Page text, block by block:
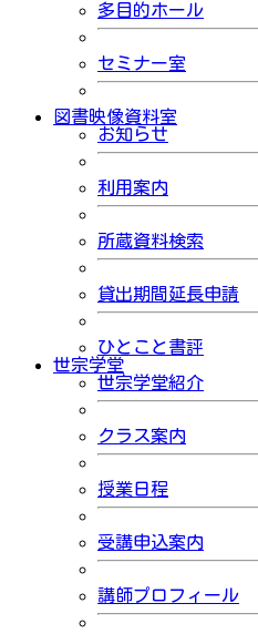
多目的ホール
セミナー室
図書映像資料室
お知らせ
利用案内
所蔵資料検索
貸出期間延長申請
ひとこと書評
世宗学堂
世宗学堂紹介
クラス案内
授業日程
受講申込案内
講師プロフィール